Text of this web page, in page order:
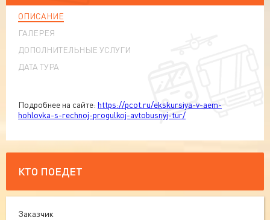
ОПИСАНИЕ
ГАЛЕРЕЯ
ДОПОЛНИТЕЛЬНЫЕ УСЛУГИ
ДАТА ТУРА
Подробнее на сайте: https://pcot.ru/ekskursiya-v-aem-
hohlovka-s-rechnoj-progulkoj-avtobusnyj-tur/
КТО ПОЕДЕТ
Заказчик